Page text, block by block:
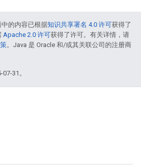
的内容已根据知识共享署名 4.0 许可获得了
Apache 2.0 许可获得了许可。有关详情，请
。Java 是 Oracle 和/或其关联公司的注册商
31。